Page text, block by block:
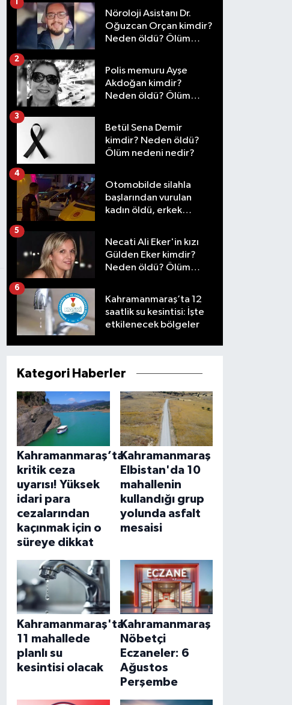
Nöroloji Asistanı Dr.
Oğuzcan Orçan kimdir?
Neden öldü? Ölüm
1
Polis memuru Ayşe
Akdoğan kimdir?
Neden öldü? Ölüm
2
Betül Sena Demir
kimdir? Neden öldü?
Ölüm nedeni nedir?
3
Otomobilde silahla
başlarından vurulan
kadın öldü, erkek
4
Necati Ali Eker'in kızı
Gülden Eker kimdir?
Neden öldü? Ölüm
5
Kahramanmaraş’ta 12
saatlik su kesintisi: İşte
etkilenecek bölgeler
6
Kategori Haberler
Kahramanmaraş’ta
kritik ceza
uyarısı! Yüksek
idari para
cezalarından
kaçınmak için o
süreye dikkat
Kahramanmaraş
Elbistan'da 10
mahallenin
kullandığı grup
yolunda asfalt
mesaisi
Kahramanmaraş'ta
11 mahallede
planlı su
kesintisi olacak
Kahramanmaraş
Nöbetçi
Eczaneler: 6
Ağustos
Perşembe